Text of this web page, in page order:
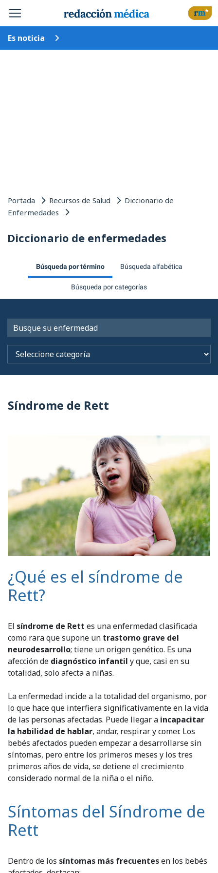
Es noticia
Portada Recursos de Salud Diccionario de
Enfermedades
Diccionario de enfermedades
Búsqueda por término Búsqueda alfabética
Búsqueda por categorías
Síndrome de Rett
¿Qué es el síndrome de
Rett?
El síndrome de Rett es una enfermedad clasificada
como rara que supone un trastorno grave del
neurodesarrollo; tiene un origen genético. Es una
afección de diagnóstico infantil y que, casi en su
totalidad, solo afecta a niñas.
La enfermedad incide a la totalidad del organismo, por
lo que hace que interfiera significativamente en la vida
de las personas afectadas. Puede llegar a incapacitar
la habilidad de hablar, andar, respirar y comer. Los
bebés afectados pueden empezar a desarrollarse sin
síntomas, pero entre los primeros meses y los tres
primeros años de vida, se detiene el crecimiento
considerado normal de la niña o el niño.
Síntomas del Síndrome de
Rett
Dentro de los síntomas más frecuentesen los bebés